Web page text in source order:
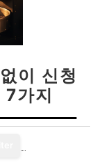
이 신청
가지